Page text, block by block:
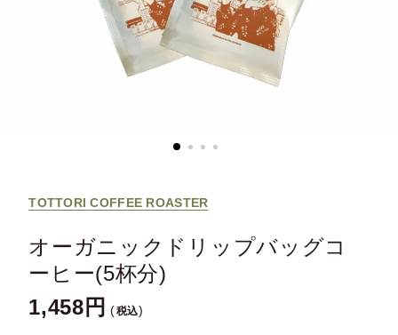
TOTTORI COFFEE ROASTER
オーガニックドリップバッグコ
ーヒー(5杯分)
1,458 税込